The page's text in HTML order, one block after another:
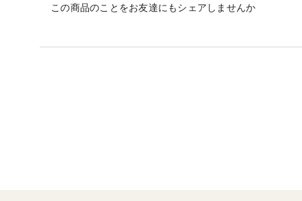
カップ麺のトッピングとしても楽しめ、甘味料で
国産品質で、料理の可能性を広げる万能食材です
この商品のことをお友達にもシェアしませんか